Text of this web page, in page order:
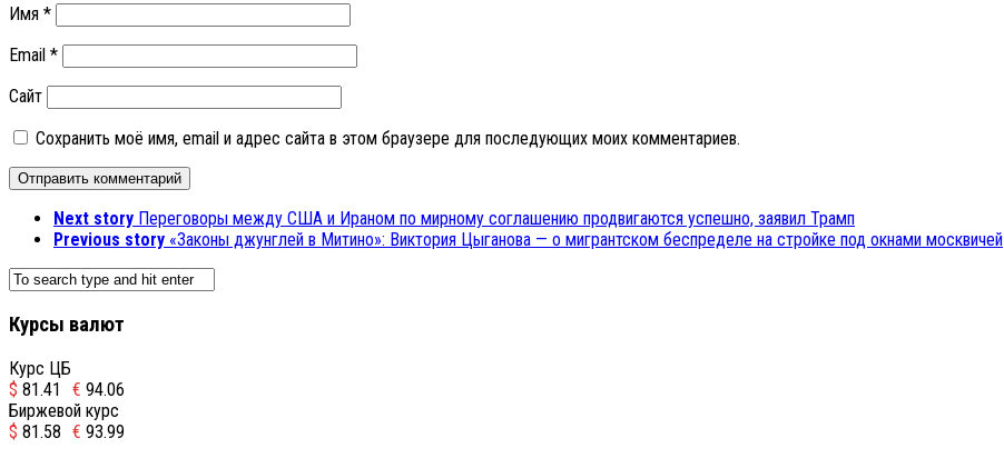
Имя *
Email *
Сайт
Сохранить моё имя, email и адрес сайта в этом браузере для последующих моих комментариев.
Next story Переговоры между США и Ираном по мирному соглашению продвигаются успешно, заявил Трамп
Previous story «Законы джунглей в Митино»: Виктория Цыганова — о мигрантском беспределе на стройке под окнами москвичей
Курсы валют
Курс ЦБ
$ 81.41 € 94.06
Биржевой курс
$ 81.58 € 93.99